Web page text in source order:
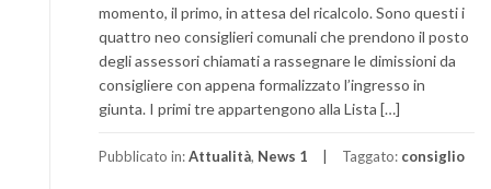
momento, il primo, in attesa del ricalcolo. Sono questi i
quattro neo consiglieri comunali che prendono il posto
degli assessori chiamati a rassegnare le dimissioni da
consigliere con appena formalizzato l’ingresso in
giunta. I primi tre appartengono alla Lista […]
Pubblicato in:Attualità, News 1 Taggato: consiglio